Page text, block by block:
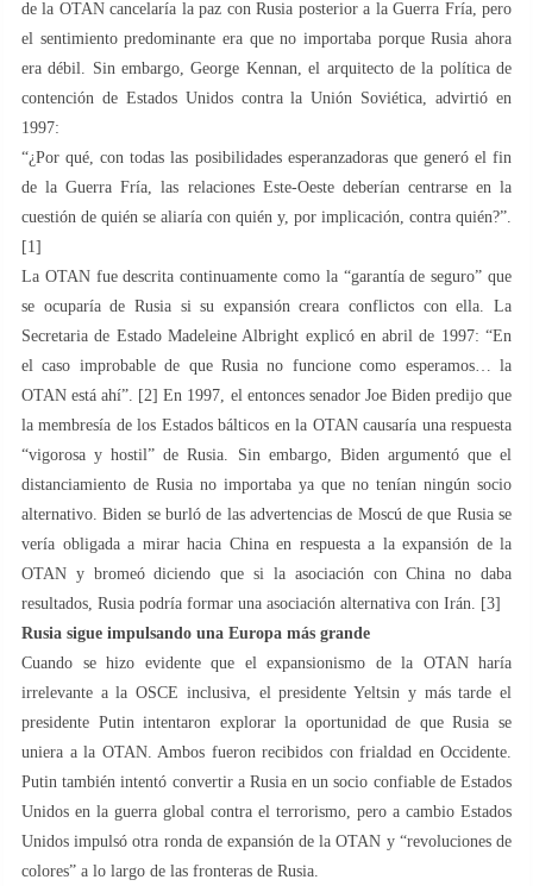
de la OTAN cancelaría la paz con Rusia posterior a la Guerra Fría, pero
el sentimiento predominante era que no importaba porque Rusia ahora
era débil. Sin embargo, George Kennan, el arquitecto de la política de
contención de Estados Unidos contra la Unión Soviética, advirtió en
1997:
“¿Por qué, con todas las posibilidades esperanzadoras que generó el fin
de la Guerra Fría, las relaciones Este-Oeste deberían centrarse en la
cuestión de quién se aliaría con quién y, por implicación, contra quién?”.
[1]
La OTAN fue descrita continuamente como la “garantía de seguro” que
se ocuparía de Rusia si su expansión creara conflictos con ella. La
Secretaria de Estado Madeleine Albright explicó en abril de 1997: “En
el caso improbable de que Rusia no funcione como esperamos… la
OTAN está ahí”. [2] En 1997, el entonces senador Joe Biden predijo que
la membresía de los Estados bálticos en la OTAN causaría una respuesta
“vigorosa y hostil” de Rusia. Sin embargo, Biden argumentó que el
distanciamiento de Rusia no importaba ya que no tenían ningún socio
alternativo. Biden se burló de las advertencias de Moscú de que Rusia se
vería obligada a mirar hacia China en respuesta a la expansión de la
OTAN y bromeó diciendo que si la asociación con China no daba
resultados, Rusia podría formar una asociación alternativa con Irán. [3]
Rusia sigue impulsando una Europa más grande
Cuando se hizo evidente que el expansionismo de la OTAN haría
irrelevante a la OSCE inclusiva, el presidente Yeltsin y más tarde el
presidente Putin intentaron explorar la oportunidad de que Rusia se
uniera a la OTAN. Ambos fueron recibidos con frialdad en Occidente.
Putin también intentó convertir a Rusia en un socio confiable de Estados
Unidos en la guerra global contra el terrorismo, pero a cambio Estados
Unidos impulsó otra ronda de expansión de la OTAN y “revoluciones de
colores” a lo largo de las fronteras de Rusia.